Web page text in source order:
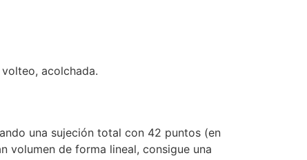
acolchada.
una sujeción total con 42 puntos (en
volumen de forma lineal, consigue una